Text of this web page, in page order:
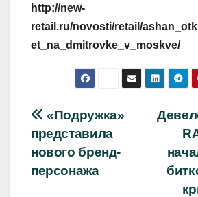
http://new-
retail.ru/novosti/retail/
et_na_dmitrovke_v_moskve/
Навигация
по
записям
«Подружка»
представила
нового бренд-
персонажа